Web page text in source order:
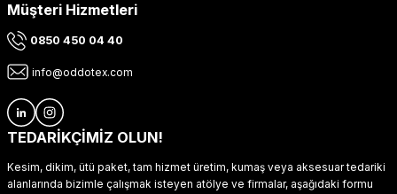
Bu ürünün fiyat bilgisi, resim, ürün açıklamalarında ve diğer
kullanarak tarafımıza iletebilirsiniz.
Ürün resmi kalitesiz, bozuk veya görüntülenemiyor.
Ürün açıklamasında eksik bilgiler bulunuyor.
Ürün fiyatı diğer sitelerden daha pahalı.
Müşteri Hizmetleri
0850 450 04 40
info@oddotex.com
TEDARİKÇİMİZ OLUN!
Kesim, dikim, ütü paket, tam hizmet üretim, kumaş veya aksesuar tedariki
alanlarında bizimle çalışmak isteyen atölye ve firmalar, aşağıdaki formu